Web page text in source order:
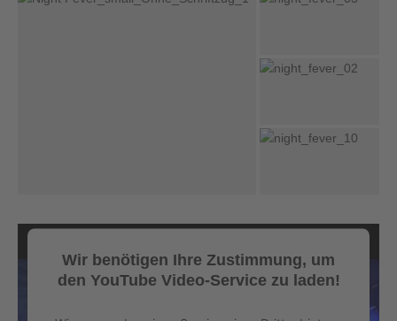
Wir benötigen Ihre Zustimmung, um
den YouTube Video-Service zu laden!